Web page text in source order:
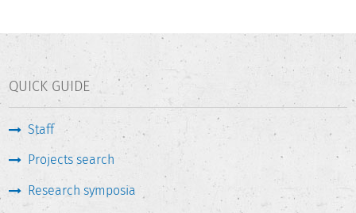
QUICK GUIDE
Staff
Projects search
Research symposia